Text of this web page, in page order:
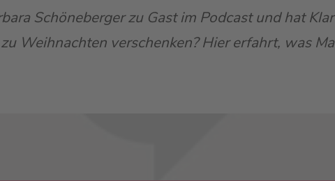
Schöneberger zu Gast im Podcast und hat
Weihnachten verschenken? Hier erfahrt, was